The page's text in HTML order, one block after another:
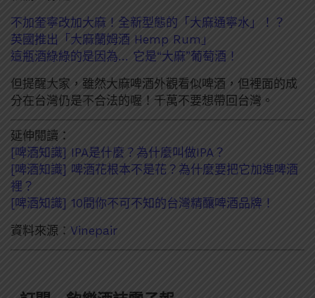
不加奎寧改加大麻！全新型態的「大麻通寧水」！？
英國推出「大麻蘭姆酒 Hemp Rum」
這瓶酒綠綠的是因為… 它是“大麻”葡萄酒！
但提醒大家，雖然大麻啤酒外觀看似啤酒，但裡面的成
分在台灣仍是不合法的喔！千萬不要想帶回台灣。
延伸閱讀：
[啤酒知識] IPA是什麼？為什麼叫做IPA？
[啤酒知識] 啤酒花根本不是花？為什麼要把它加進啤酒
裡？
[啤酒知識] 10間你不可不知的台灣精釀啤酒品牌！
資料來源： Vinepair